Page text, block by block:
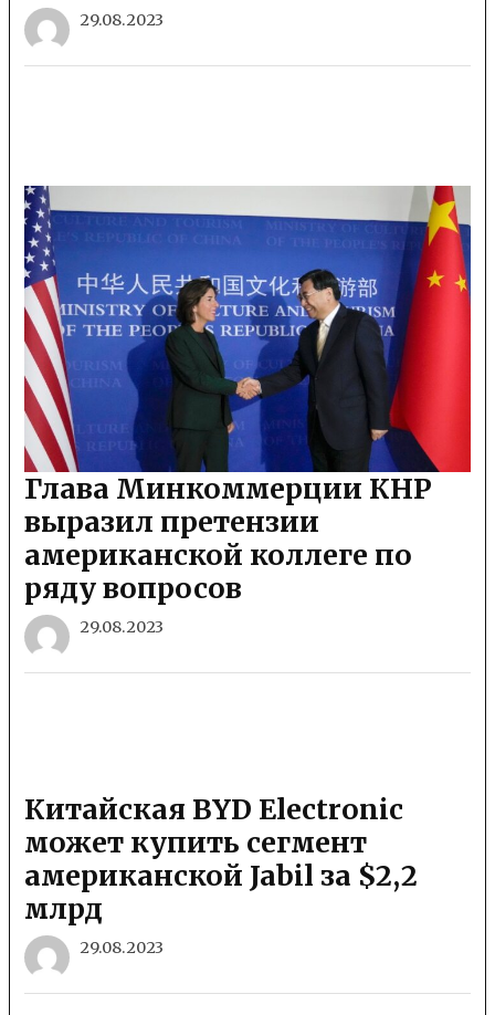
29.08.2023
Глава Минкоммерции КНР
выразил претензии
американской коллеге по
ряду вопросов
29.08.2023
Китайская BYD Electronic
может купить сегмент
американской Jabil за $2,2
млрд
29.08.2023